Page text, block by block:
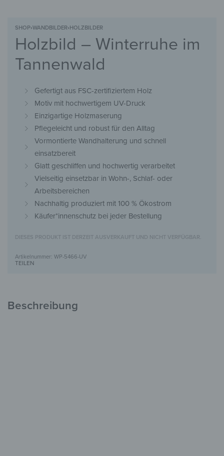
SHOP›WANDBILDER›HOLZBILDER
Holzbild – Winterruhe im
Tannenwald
Gefertigt aus FSC-zertifiziertem Holz
Motiv mit hochwertigem UV-Druck
Einzigartige Holzmaserung
Pflegeleicht und robust für den Alltag
Vormontierte Wandhalterung und schnell
einsatzbereit
Glatt geschliffen und hochwertig verarbeitet
Vielseitig einsetzbar in Wohn-, Schlaf- oder
Arbeitsbereichen
Nachhaltig produziert mit 100 % Ökostrom
Käufer*innenschutz bei jeder Bestellung
DIESES PRODUKT IST DERZEIT AUSVERKAUFT UND NICHT VERFÜGBAR.
WP-5466-UV
TEILEN
Beschreibung